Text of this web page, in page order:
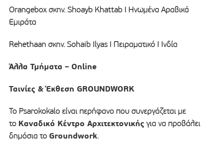
Orangebox σκην. Shoayb Khattab I Ηνωμένα Αραβικά
Εμιράτα
Rehethaan σκην. Sohaib Ilyas I Πειραματικό Ι Ινδία
Άλλα Τμήματα – Online
Ταινίες & Έκθεση GROUNDWORK
Το Psarokokalo είναι περήφανο που συνεργάζεται με
το Καναδικό Κέντρο Αρχιτεκτονικήςγια να προβάλει
δημόσια τo Groundwork.